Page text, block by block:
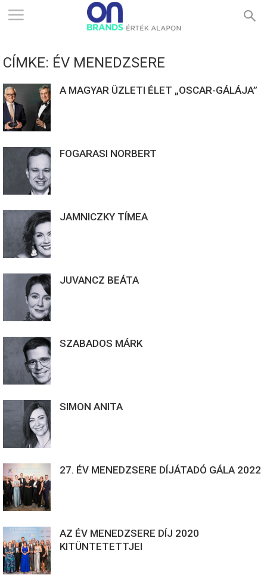
ONBRANDS
ÉRTÉK
ALAPON
CÍMKE: ÉV MENEDZSERE
A MAGYAR ÜZLETI ÉLET „OSCAR-GÁLÁJA”
FOGARASI NORBERT
JAMNICZKY TÍMEA
JUVANCZ BEÁTA
SZABADOS MÁRK
SIMON ANITA
27. ÉV MENEDZSERE DÍJÁTADÓ GÁLA 2022
AZ ÉV MENEDZSERE DÍJ 2020
KITÜNTETETTJEI